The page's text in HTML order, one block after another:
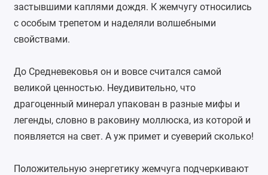
застывшими каплями дождя. К жемчугу относились
с особым трепетом и наделяли волшебными
свойствами.
До Средневековья он и вовсе считался самой
великой ценностью. Неудивительно, что
драгоценный минерал упакован в разные мифы и
легенды, словно в раковину моллюска, из которой и
появляется на свет. А уж примет и суеверий сколько!
Положительную энергетику жемчуга подчеркивают